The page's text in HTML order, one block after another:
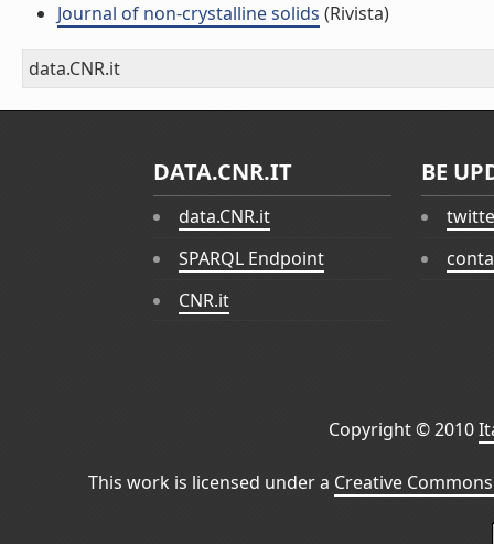
Journal of non-crystalline solids (Rivista)
data.CNR.it
DATA.CNR.IT
data.CNR.it
SPARQL Endpoint
CNR.it
BE
Copyright © 2010
This work is licensed under a Creative